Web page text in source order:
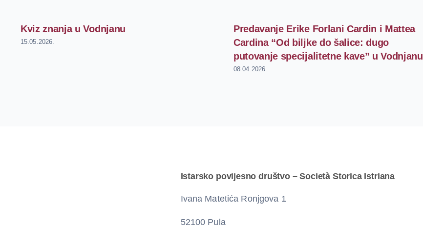
Kviz znanja u Vodnjanu
15.05.2026.
Predavanje Erike Forlani Cardin i Mattea
Cardina “Od biljke do šalice: dugo
putovanje specijalitetne kave” u Vodnjanu
08.04.2026.
Istarsko povijesno društvo – Società Storica Istriana
Ivana Matetića Ronjgova 1
52100 Pula